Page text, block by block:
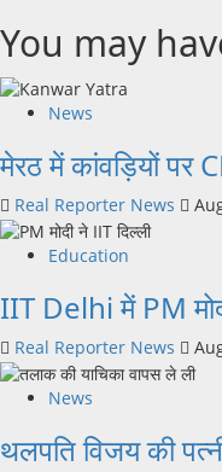
You may
News
मेरठ में कांवड़ियों पर
Real Reporter News
Education
IIT Delhi में PM
Real Reporter News
News
थलपति विजय की